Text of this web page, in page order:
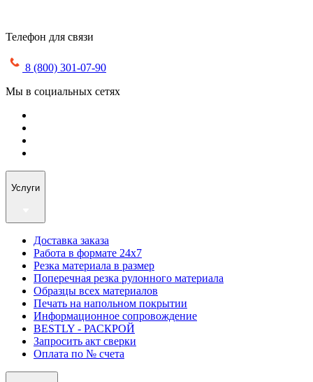
Телефон для связи
8 (800) 301-07-90
Мы в социальных сетях
Услуги
Доставка заказа
Работа в формате 24х7
Резка материала в размер
Поперечная резка рулонного материала
Образцы всех материалов
Печать на напольном покрытии
Информационное сопровождение
BESTLY - РАСКРОЙ
Запросить акт сверки
Оплата по № счета